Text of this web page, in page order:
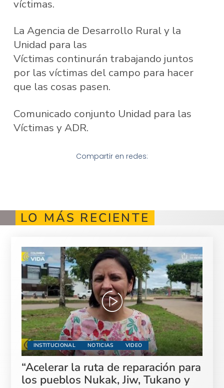
víctimas.
La Agencia de Desarrollo Rural y la
Unidad para las
Víctimas continurán trabajando juntos
por las víctimas del campo para hacer
que las cosas pasen.
Comunicado conjunto Unidad para las
Víctimas y ADR.
Compartir en redes:
LO MÁS RECIENTE
INSTITUCIONAL NOTICIAS VIDEO
“Acelerar la ruta de reparación para
los pueblos Nukak, Jiw, Tukano y